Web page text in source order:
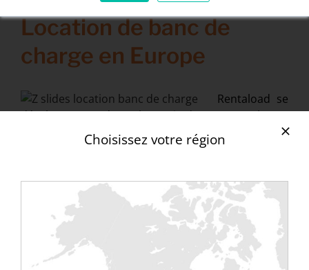
Société
Ressources
Location de banc de
charge en Europe
Rentaload se
développe et prépare la sortie de nouveaux bancs
de charge plus puissant pour agrandir son parc et
répondre à la demande de location de banc de
Avec des bancs en courant continus et courant
alternatif pour la marché des
data centers– avec la
série rackable – pour le marché des ERP (hôpitaux,
prisons, centres commerciaux, musés, etc.) – bancs
de 200kW ou 600kW – et pour tous types de
Choisissez votre région